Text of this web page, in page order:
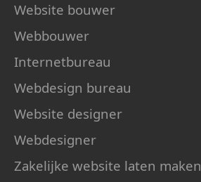
Website bouwer
Webbouwer
Internetbureau
Webdesign bureau
Website designer
Webdesigner
Zakelijke website laten maken